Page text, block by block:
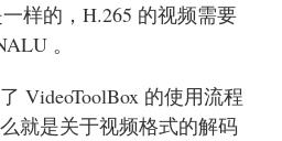
样的，H.265 的视频需要
。
VideoToolBox 的使用流程
就是关于视频格式的解码